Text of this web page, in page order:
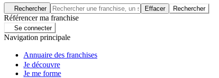
Rechercher Effacer Rechercher
Référencer ma franchise
Se connecter
Navigation principale
Annuaire des franchises
Je découvre
Je me forme